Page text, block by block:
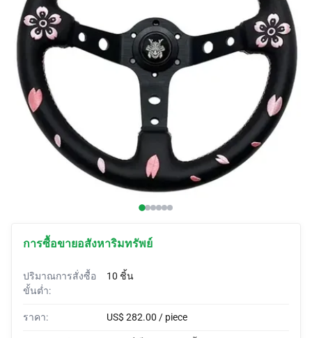
การแพร่เชื้อ
สปอยเลอร์
ผ้าคลุมรถ
รถบีบี
แตรสั่งทำพิเศษ
การซื้อขายอสังหาริมทรัพย์
ปริมาณการสั่งซื้อ
ขั้นต่ำ:
10 ชิ้น
ราคา: US$ 282.00 / piece